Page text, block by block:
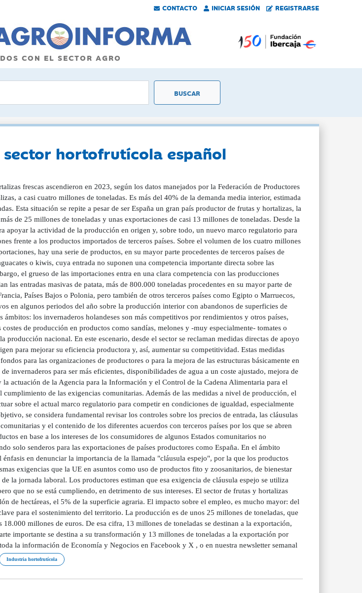
CONTACTO INICIAR SESIÓN REGISTRARSE
CON EL SECTOR AGRO
hortofrutícola español
frescas ascendieron en 2023, según los datos manejados por la Federación de Productores
a casi cuatro millones de toneladas. Es más del 40% de la demanda media interior, estimada
Esta situación se repite a pesar de ser España un gran país productor de frutas y hortalizas, la
de 25 millones de toneladas y unas exportaciones de casi 13 millones de toneladas. Desde la
apoyar la actividad de la producción en origen y, sobre todo, un nuevo marco regulatorio para
frente a los productos importados de terceros países. Sobre el volumen de los cuatro millones
hay una serie de productos, en su mayor parte procedentes de terceros países de
o kiwis, cuya entrada no suponen una competencia importante directa sobre las
el grueso de las importaciones entra en una clara competencia con las producciones
las entradas masivas de patata, más de 800.000 toneladas procedentes en su mayor parte de
Países Bajos o Polonia, pero también de otros terceros países como Egipto o Marruecos,
en algunos periodos del año sobre la producción interior con abandonos de superficies de
los invernaderos holandeses son más competitivos por rendimientos y otros países,
de producción en productos como sandías, melones y -muy especialmente- tomates o
producción nacional. En este escenario, desde el sector se reclaman medidas directas de apoyo
para mejorar su eficiencia productora y, así, aumentar su competitividad. Estas medidas
para las organizaciones de productores o para la mejora de las estructuras básicamente en
invernaderos para ser más eficientes, disponibilidades de agua a un coste ajustado, mejora de
actuación de la Agencia para la Información y el Control de la Cadena Alimentaria para el
cumplimiento de las exigencias comunitarias. Además de las medidas a nivel de producción, el
sobre el actual marco regulatorio para competir en condiciones de igualdad, especialmente
se considera fundamental revisar los controles sobre los precios de entrada, las cláusulas
y el contenido de los diferentes acuerdos con terceros países por los que se abren
en base a los intereses de los consumidores de algunos Estados comunitarios no
solo senderos para las exportaciones de países productores como España. En el ámbito
énfasis en denunciar la importancia de la llamada "cláusula espejo", por la que los productos
exigencias que la UE en asuntos como uso de productos fito y zoosanitarios, de bienestar
la jornada laboral. Los productores estiman que esa exigencia de cláusula espejo se utiliza
que no se está cumpliendo, en detrimento de sus intereses. El sector de frutas y hortalizas
de hectáreas, el 5% de la superficie agraria. El impacto sobre el empleo, es mucho mayor: del
para el sostenimiento del territorio. La producción es de unos 25 millones de toneladas, que
millones de euros. De esa cifra, 13 millones de toneladas se destinan a la exportación,
importante se destina a su transformación y 13 millones de toneladas a la exportación por
la información de Economía y Negocios en Facebook y X , o en nuestra newsletter semanal
Industria hortofrutícola